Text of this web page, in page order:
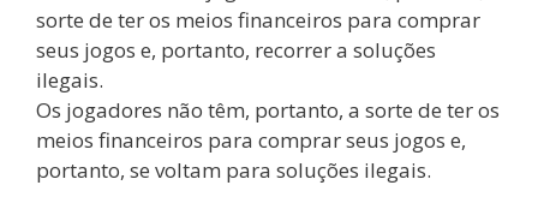
sorte de ter os meios financeiros para comprar
seus jogos e, portanto, recorrer a soluções
ilegais.
Os jogadores não têm, portanto, a sorte de ter os
meios financeiros para comprar seus jogos e,
portanto, se voltam para soluções ilegais.